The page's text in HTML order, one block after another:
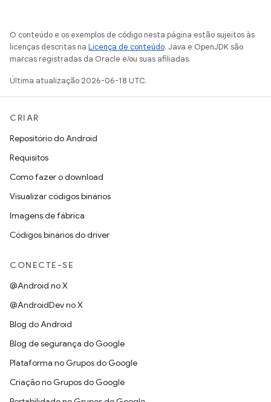
O conteúdo e os exemplos de código nesta página estão sujeitos às
licenças descritas na Licença de conteúdo. Java e OpenJDK são
marcas registradas da Oracle e/ou suas afiliadas.
Última atualização 2026-06-18 UTC.
CRIAR
Repositório do Android
Requisitos
Como fazer o download
Visualizar códigos binários
Imagens de fábrica
Códigos binários do driver
CONECTE-SE
@Android no X
@AndroidDev no X
Blog do Android
Blog de segurança do Google
Plataforma no Grupos do Google
Criação no Grupos do Google